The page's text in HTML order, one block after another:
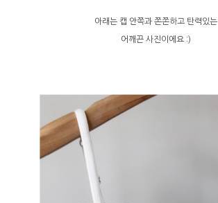
아래는 캡 안쪽과 쫀쫀하고 탄력있는
어깨끈 사진이에요 :)